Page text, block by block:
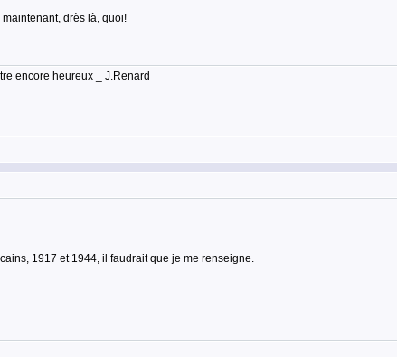
drès là, quoi!
encore heureux _ J.Renard
1917 et 1944, il faudrait que je me renseigne.